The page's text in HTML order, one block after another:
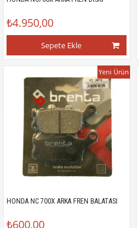
₺4.950,00
Sepete Ekle
HONDA NC 700X ARKA FREN BALATASI
₺600,00
Yeni Ürün